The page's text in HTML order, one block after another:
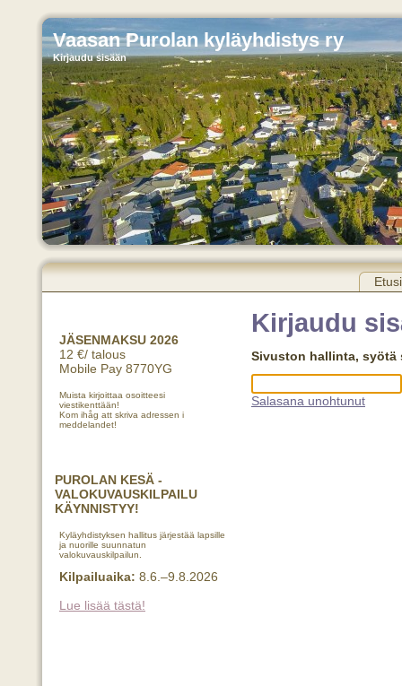
Vaasan Purolan kyläyhdistys ry
Kirjaudu sisään
JÄSENMAKSU 2026
12 €/ talous
Mobile Pay 8770YG
Muista kirjoittaa osoitteesi
viestikenttään!
Kom ihåg att skriva adressen i
meddelandet!
PUROLAN KESÄ -
VALOKUVAUSKILPAILU
KÄYNNISTYY!
Kyläyhdistyksen hallitus järjestää lapsille
ja nuorille suunnatun
valokuvauskilpailun.
Kilpailuaika: 8.6.–9.8.2026
Lue lisää tästä!
Kirjaudu
Sivuston hallinta, syötä
Salasana unohtunut